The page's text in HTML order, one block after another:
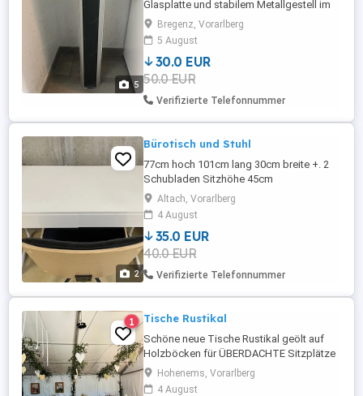
5
Glasplatte und stabilem Metallgestell im
modernen zeitlosen Design. Couchtisch
Beistelltisch Nachttisch Flurtisch runde
Glasplatte stabiles Metallgestell
modernes Design Maße siehe Fotos guter
gebrauchter Zustand aus tierfreiem und
rauchfreiem Haushalt nur A ...
Bregenz, Vorarlberg
5 August
30.0 EUR
50.0 EUR
Verifizierte Telefonnummer
2
Bürotisch und Stuhl
77cm hoch 101cm lang 30cm breite +. 2
Schubladen Sitzhöhe 45cm
Altach, Vorarlberg
4 August
35.0 EUR
40.0 EUR
Verifizierte Telefonnummer
1 Tische Rustikal
Schöne neue Tische Rustikal geölt auf
Holzböcken für ÜBERDACHTE Sitzplätze
innen und Aussen
Hohenems, Vorarlberg
4 August